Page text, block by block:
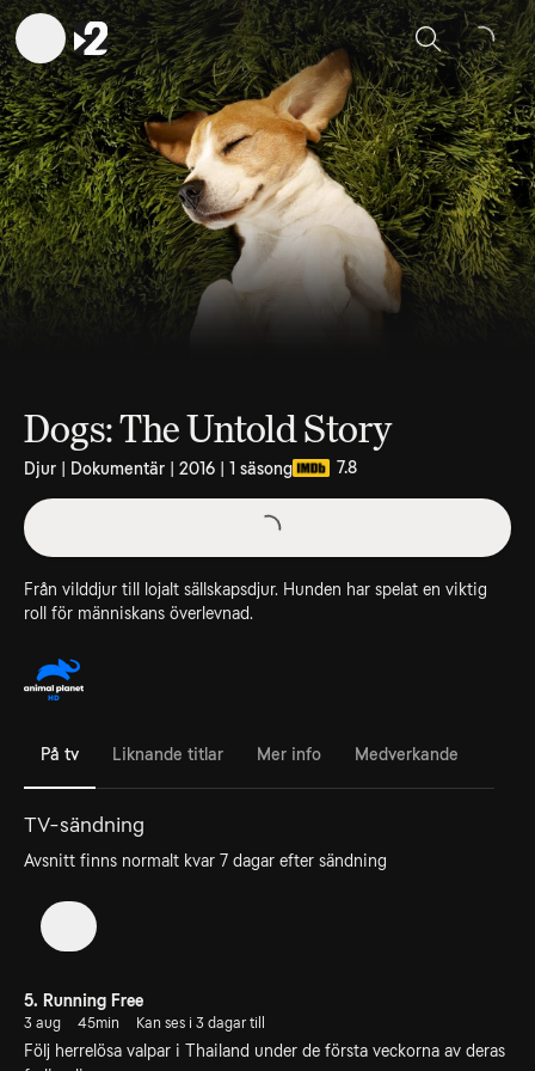
Sök
Dogs: The Untold Story
Djur | Dokumentär | 2016 | 1 säsong 7.8
Från vilddjur till lojalt sällskapsdjur. Hunden har spelat en viktig
roll för människans överlevnad.
På tv Liknande titlar Mer info Medverkande
TV-sändning
Avsnitt finns normalt kvar 7 dagar efter sändning
5. Running Free
3 aug 45min Kan ses i 3 dagar till
Följ herrelösa valpar i Thailand under de första veckorna av deras